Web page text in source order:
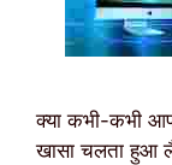
क्या कभी-कभी
खासा चलता हुआ